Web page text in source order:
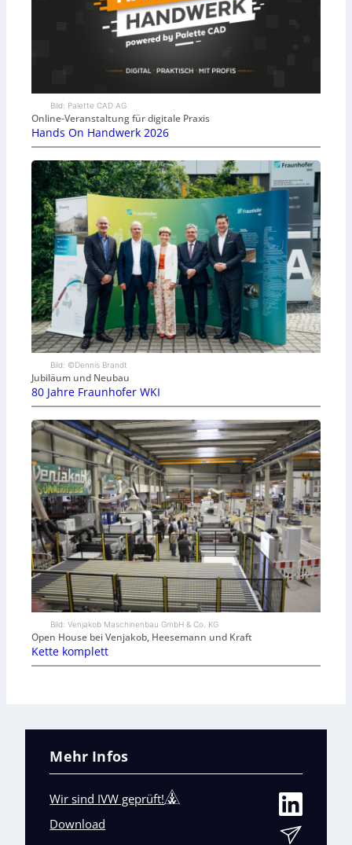
Bild: Palette CAD AG
Online-Veranstaltung für digitale Praxis
Hands On Handwerk 2026
Bild: ©Dennis Brandt
Jubiläum und Neubau
80 Jahre Fraunhofer WKI
Bild: Venjakob Maschinenbau GmbH & Co. KG
Open House bei Venjakob, Heesemann und Kraft
Kette komplett
Mehr Infos
Wir sind IVW geprüft!
Download